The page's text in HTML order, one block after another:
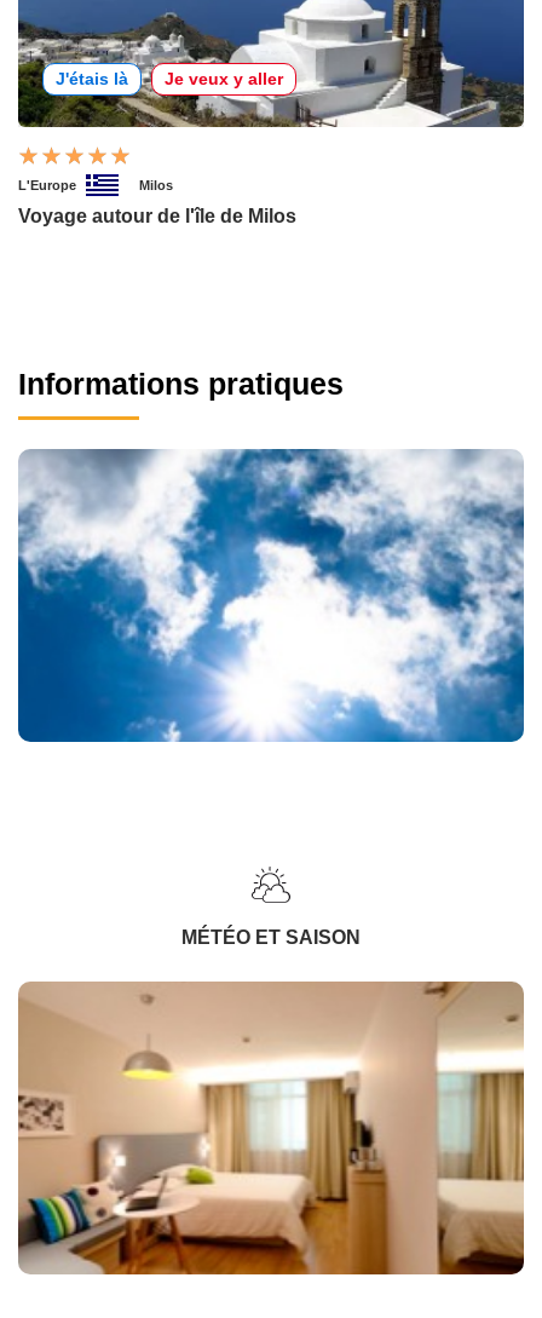
J'étais là Je veux y aller
L'Europe Milos
Voyage autour de l'île de Milos
Informations pratiques
MÉTÉO ET SAISON